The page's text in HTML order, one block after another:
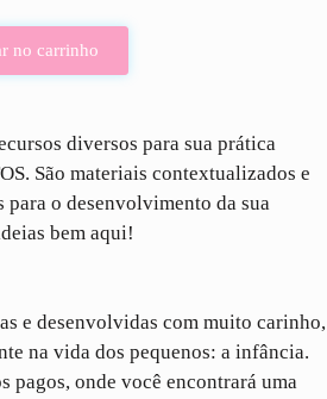
no carrinho
diversos para sua prática
São materiais contextualizados e
para o desenvolvimento da sua
bem aqui!
e desenvolvidas com muito carinho,
na vida dos pequenos: a infância.
pagos, onde você encontrará uma